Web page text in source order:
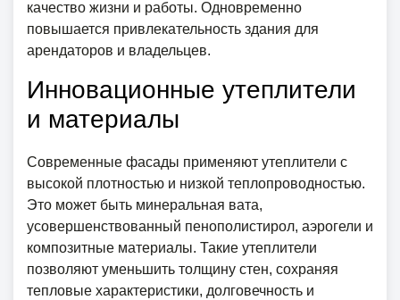
качество жизни и работы. Одновременно
повышается привлекательность здания для
арендаторов и владельцев.
Инновационные утеплители
и материалы
Современные фасады применяют утеплители с
высокой плотностью и низкой теплопроводностью.
Это может быть минеральная вата,
усовершенствованный пенополистирол, аэрогели и
композитные материалы. Такие утеплители
позволяют уменьшить толщину стен, сохраняя
тепловые характеристики, долговечность и